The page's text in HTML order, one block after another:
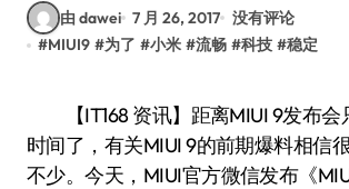
由 dawei 7 月 26, 2017 没有评论
#MIUI9 #为了 #小米 #流畅 #科技 #稳定
【IT168 资讯】距离MIUI 9发布会只有不到一周
时间了，有关MIUI 9的前期爆料相信
不少。今天，MIUI官方微信发布《